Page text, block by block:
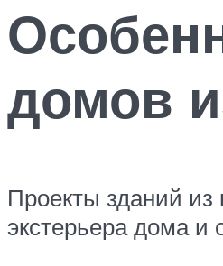
домов
Проекты зданий из
экстерьера дома и